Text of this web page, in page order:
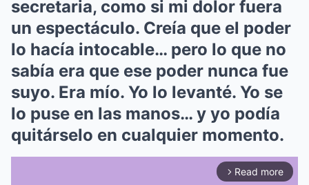
secretaria, como si mi dolor fuera
un espectáculo. Creía que el poder
lo hacía intocable… pero lo que no
sabía era que ese poder nunca fue
suyo. Era mío. Yo lo levanté. Yo se
lo puse en las manos… y yo podía
quitárselo en cualquier momento.
arrow_forward_ios Read more